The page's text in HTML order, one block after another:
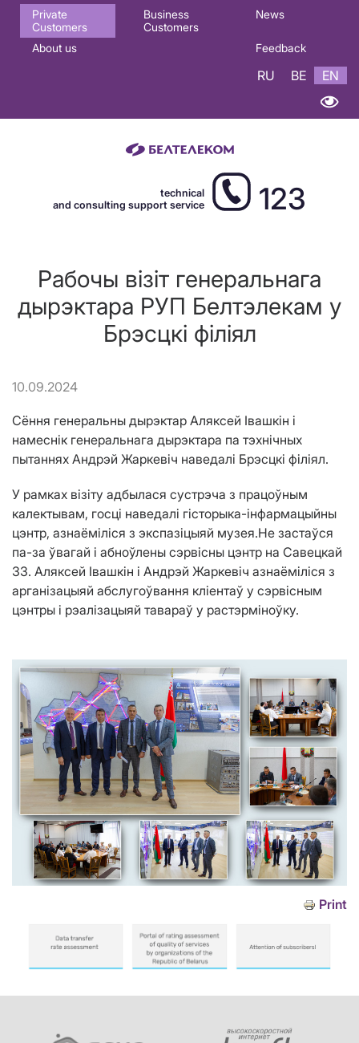
Основная
навигация
Private
Customers
Business
Customers
News
About us Feedback
RU BE EN
technical
and consulting support service
123
Рабочы візіт генеральнага
дырэктара РУП Белтэлекам у
Брэсцкі філіял
10.09.2024
Сёння генеральны дырэктар Аляксей Івашкін і
намеснік генеральнага дырэктара па тэхнічных
пытаннях Андрэй Жаркевіч наведалі Брэсцкі філіял.
У рамках візіту адбылася сустрэча з працоўным
калектывам, госці наведалі гісторыка-інфармацыйны
цэнтр, азнаёміліся з экспазіцыяй музея.Не застаўся
па-за ўвагай і абноўлены сэрвісны цэнтр на Савецкай
33. Аляксей Івашкін і Андрэй Жаркевіч азнаёміліся з
арганізацыяй абслугоўвання кліентаў у сэрвісным
цэнтры і рэалізацыяй тавараў у растэрміноўку.
Print